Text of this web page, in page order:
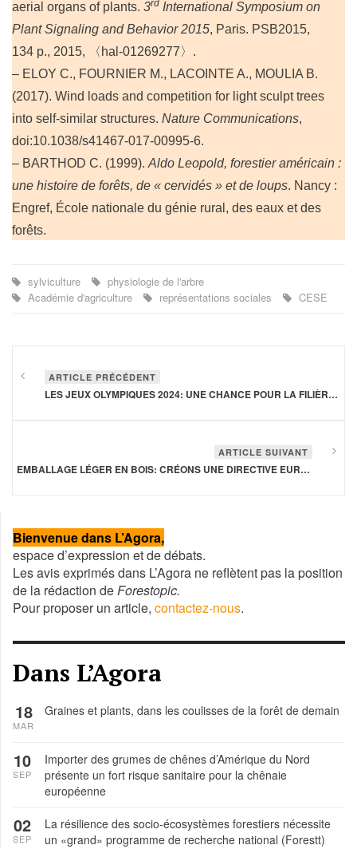
aerial organs of plants. 3rd International Symposium on
Plant Signaling and Behavior 2015, Paris. PSB2015,
134 p., 2015, 〈hal-01269277〉.
– ELOY C., FOURNIER M., LACOINTE A., MOULIA B.
(2017). Wind loads and competition for light sculpt trees
into self-similar structures. Nature Communications,
doi:10.1038/s41467-017-00995-6.
– BARTHOD C. (1999).Aldo Leopold, forestier américain :
une histoire de forêts, de « cervidés » et de loups. Nancy :
Engref, École nationale du génie rural, des eaux et des
forêts.
sylviculture
physiologie de l'arbre
Académie d'agriculture
représentations sociales CESE
ARTICLE PRÉCÉDENT
LES JEUX OLYMPIQUES 2024: UNE CHANCE POUR LA FILIÈRE BOIS
ARTICLE SUIVANT
EMBALLAGE LÉGER EN BOIS: CRÉONS UNE DIRECTIVE EUROPÉENNE «MATÉRIAUX RENOUVELABLES»
Bienvenue dans L’Agora,
espace d’expression et de débats.
Les avis exprimés dans L’Agora ne reflètent pas la position
de la rédaction deForestopic.
Pour proposer un article, contactez-nous.
Dans L’Agora
Graines et plants, dans les coulisses de la forêt de demain
18
MAR
Importer des grumes de chênes d’Amérique du Nord
présente un fort risque sanitaire pour la chênaie
européenne
10
SEP
La résilience des socio-écosystèmes forestiers nécessite
un «grand» programme de recherche national (Forestt)
02
SEP